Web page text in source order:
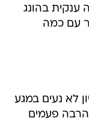
ענקית בהונג
עם כמה
לא נעים במגע
הרבה פעמים